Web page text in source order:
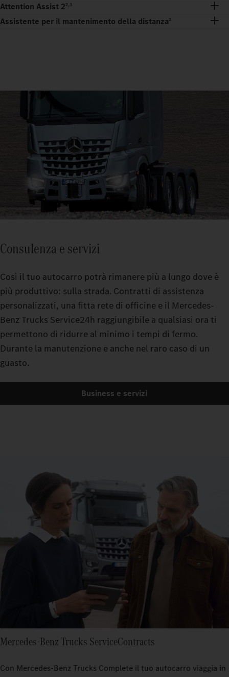
Attention Assist 22,3
Assistente per il mantenimento della distanza2
Consulenza e servizi
Così il tuo autocarro potrà rimanere più a lungo dove è
più produttivo: sulla strada. Contratti di assistenza
personalizzati, una fitta rete di officine e il Mercedes-
Benz Trucks Service24h raggiungibile a qualsiasi ora ti
permettono di ridurre al minimo i tempi di fermo.
Durante la manutenzione e anche nel raro caso di un
guasto.
Business e servizi
Mercedes‑Benz Trucks ServiceContracts
Con Mercedes‑Benz Trucks Complete il tuo autocarro viaggia in